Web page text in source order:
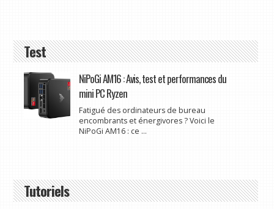
Test
NiPoGi AM16 : Avis, test et performances du
mini PC Ryzen
Fatigué des ordinateurs de bureau
encombrants et énergivores ? Voici le
NiPoGi AM16 : ce ...
Tutoriels